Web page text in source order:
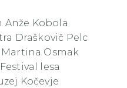
Anže Kobola
Draškovič Pelc
Martina Osmak
lesa
Kočevje